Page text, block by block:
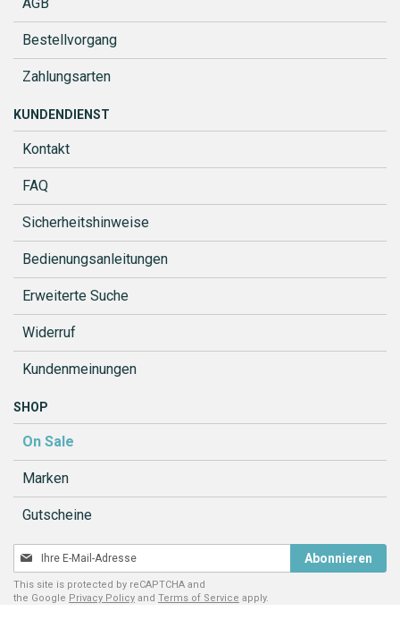
Bestellvorgang
Zahlungsarten
KUNDENDIENST
Kontakt
FAQ
Sicherheitshinweise
Bedienungsanleitungen
Erweiterte Suche
Widerruf
Kundenmeinungen
SHOP
On Sale
Marken
Gutscheine
Melden
Sie
sich
für
Abonnieren
This site is protected by reCAPTCHA and
the Google Privacy Policy and Terms of Service apply.